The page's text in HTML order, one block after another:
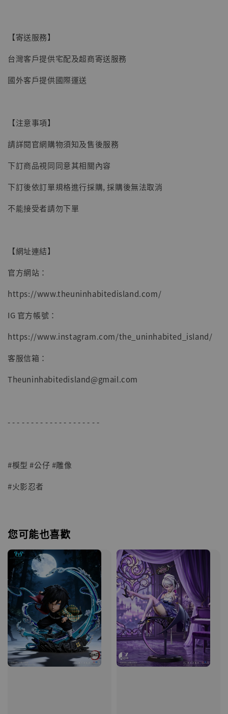
【現貨】BJSTUDIO 1/6系列可動蒐藏人偶 讓
NT$ 5,300
【寄送服務】
台灣客戶提供宅配及超商寄送服務
國外客戶提供國際運送
【注意事項】
請詳閱官網購物須知及售後服務
下訂商品視同同意其相關內容
下訂後依訂單規格進行採購, 採購後無法取消
不能接受者請勿下單
【網址連結】
官方網站：
https://www.theuninhabitedisland.com/
IG 官方帳號：
https://www.instagram.com/the_uninhabited_island/
客服信箱：
Theuninhabitedisland@gmail.com
- - - - - - - - - - - - - - - - - - - -
#模型 #公仔 #雕像
#火影忍者
您可能也喜歡